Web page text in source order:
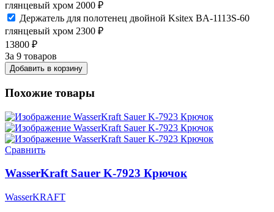
глянцевый хром 2000 ₽
Держатель для полотенец двойной Ksitex BA-1113S-60
глянцевый хром 2300 ₽
13800 ₽
За 9 товаров
Добавить в корзину
Похожие товары
Сравнить
WasserKraft Sauer K-7923 Крючок
WasserKRAFT